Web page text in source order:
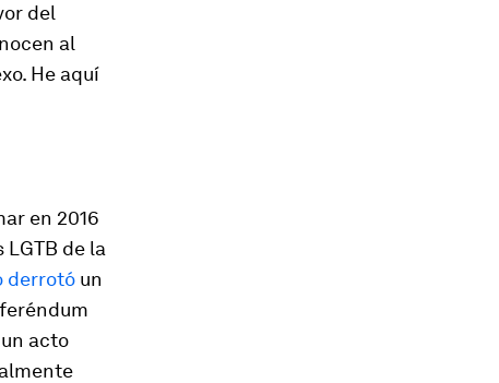
del
al
He aquí
en 2016
de la
derrotó un
acto